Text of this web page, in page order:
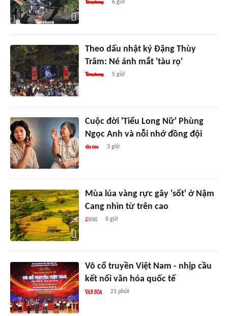
6 giờ
Theo dấu nhật ký Đặng Thùy
Trâm: Né ánh mắt 'tàu rọ'
5 giờ
Cuộc đời 'Tiểu Long Nữ' Phùng
Ngọc Anh và nỗi nhớ đồng đội
3 giờ
Mùa lúa vàng rực gây 'sốt' ở Nậm
Cang nhìn từ trên cao
6 giờ
Võ cổ truyền Việt Nam - nhịp cầu
kết nối văn hóa quốc tế
21 phút